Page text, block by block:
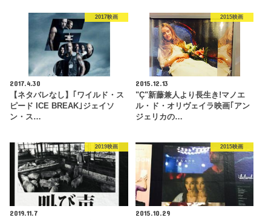
2017映画
2017.4.30
【ネタバレなし】｢ワイルド・ス
ピード ICE BREAK｣ジェイソ
ン・ス…
2015映画
2015.12.13
"Ç"新藤兼人より長生き!マノエ
ル・ド・オリヴェイラ映画｢アン
ジェリカの…
2019映画
2019.11.7
2015映画
2015.10.29